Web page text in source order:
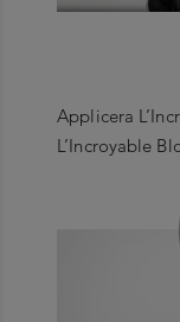
Applicera
L’Incroyable